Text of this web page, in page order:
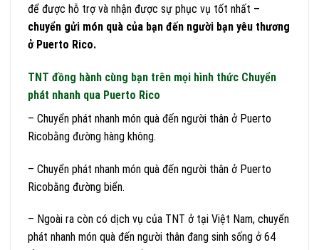
để được hỗ trợ và nhận được sự phục vụ tốt nhất –
chuyển gửi món quà của bạn đến người bạn yêu thương
ở Puerto Rico.
TNT đồng hành cùng bạn trên mọi hình thức Chuyển
phát nhanh qua Puerto Rico
– Chuyển phát nhanh món quà đến người thân ở Puerto
Ricobằng đường hàng không.
– Chuyển phát nhanh món quà đến người thân ở Puerto
Ricobằng đường biển.
– Ngoài ra còn có dịch vụ của TNT ở tại Việt Nam, chuyển
phát nhanh món quà đến người thân đang sinh sống ở 64